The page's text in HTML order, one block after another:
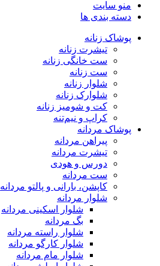
منو سایت
دسته بندی ها
پوشاک زنانه
تیشرت زنانه
ست خانگی زنانه
ست زنانه
شلوار زنانه
شلوارک زنانه
کت و شومیز زنانه
کراپ و نیم‌تنه
پوشاک مردانه
پیراهن مردانه
تیشرت مردانه
دورس و هودی
ست مردانه
کاپشن، بارانی و پالتو مردانه
شلوار مردانه
شلوار اسکینی مردانه
بگ مردانه
شلوار راسته مردانه
شلوار کارگو مردانه
شلوار مام مردانه